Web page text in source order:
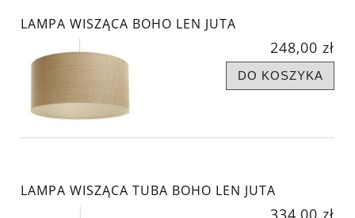
LAMPA WISZĄCA BOHO LEN JUTA
248,00 zł
DO KOSZYKA
LAMPA WISZĄCA TUBA BOHO LEN JUTA
334,00 zł